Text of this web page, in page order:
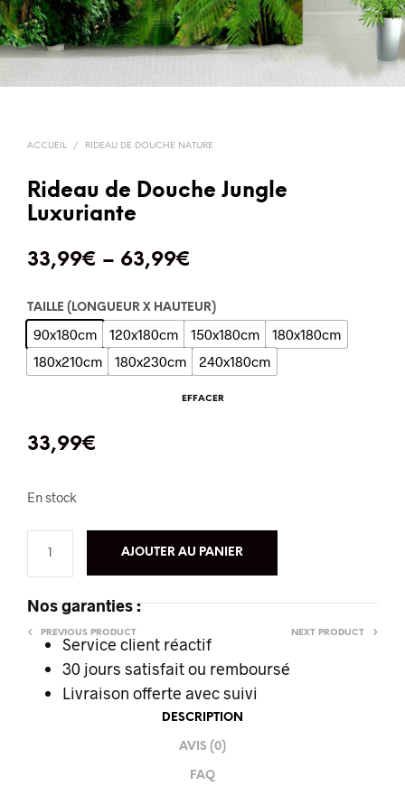
ACCUEIL / RIDEAU DE DOUCHE NATURE
Rideau de Douche Jungle
Luxuriante
33,99€ – 63,99€
TAILLE (LONGUEUR X HAUTEUR)
90x180cm 120x180cm 150x180cm
180x180cm
180x210cm
180x230cm 240x180cm
EFFACER
33,99€
En stock
AJOUTER AU PANIER
Nos garanties :
Service client réactif
30 jours satisfait ou remboursé
Livraison offerteavec suivi
PREVIOUS PRODUCT NEXT PRODUCT
DESCRIPTION
AVIS (0)
FAQ